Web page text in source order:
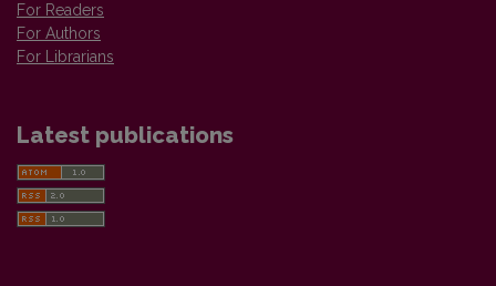
For Readers
For Authors
For Librarians
Latest publications